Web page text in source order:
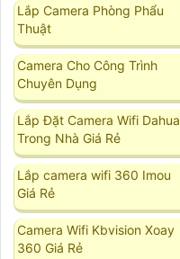
Lắp Camera Phòng Phẩu
Thuật
Camera Cho Công Trình
Chuyên Dụng
Lắp Đặt Camera Wifi Dahua
Trong Nhà Giá Rẻ
Lắp camera wifi 360 Imou
Giá Rẻ
Camera Wifi Kbvision Xoay
360 Giá Rẻ